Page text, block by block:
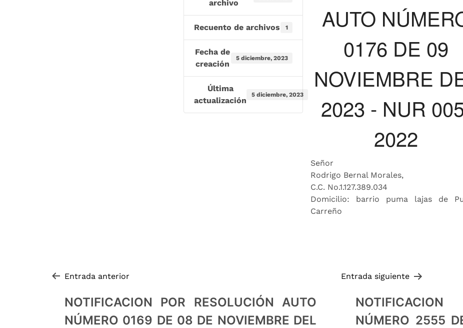
archivo
Recuento de archivos 1
Fecha de
creación
5 diciembre, 2023
Última
actualización
5 diciembre, 2023
AUTO
0176 DE 09
NOVIEMBRE
2023 - NUR
2022
Señor
Rodrigo Bernal Morales,
C.C. No.1.127.389.034
Domicilio: barrio puma lajas de
Carreño
Navegación de entradas
Entrada anterior
NOTIFICACION POR RESOLUCIÓN AUTO
NÚMERO 0169 DE 08 DE NOVIEMBRE DEL
Entrada siguiente
NÚMERO 2555